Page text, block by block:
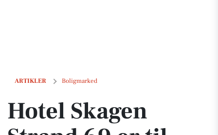
ARTIKLER Boligmarked
Hotel Skagen Strand 69 er til salg for kun 160.000 kr.: Se de
Hotel Skagen